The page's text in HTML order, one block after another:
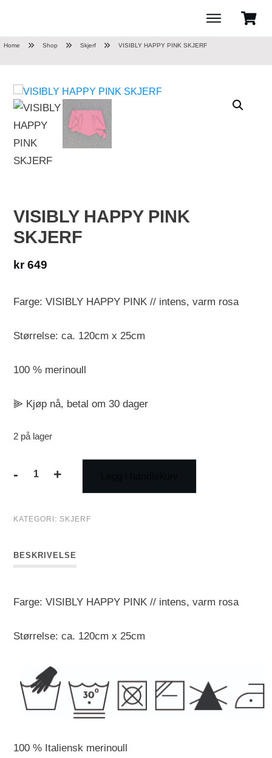
Home Shop Skjerf VISIBLY HAPPY PINK SKJERF
VISIBLY HAPPY PINK
SKJERF
kr649
Farge: VISIBLY HAPPY PINK // intens, varm rosa
Størrelse: ca. 120cm x 25cm
100 % merinoull
⫸ Kjøp nå, betal om 30 dager
2 på lager
-
VISIBLY
SKJERF
+
KATEGORI: SKJERF
BESKRIVELSE
Farge: VISIBLY HAPPY PINK // intens, varm rosa
Størrelse: ca. 120cm x 25cm
100 % Italiensk merinoull